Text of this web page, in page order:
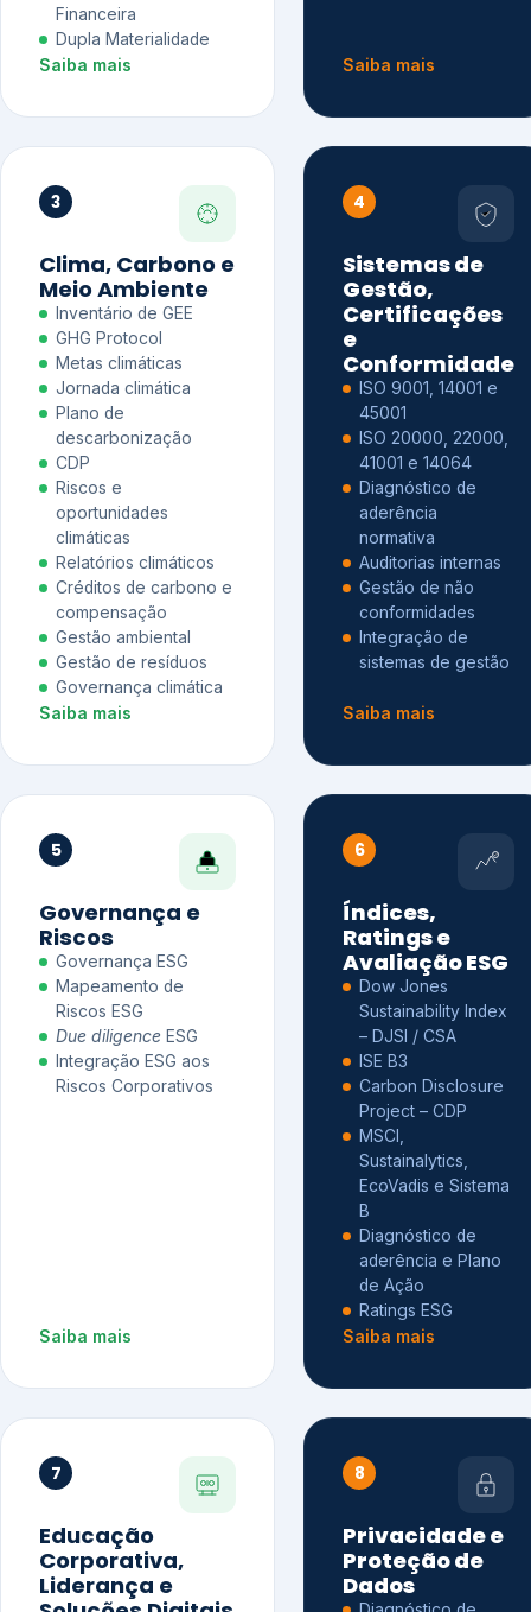
Financeira
Dupla Materialidade
Saiba mais
Saiba mais
3
Clima, Carbono e
Meio Ambiente
Inventário de GEE
GHG Protocol
Metas climáticas
Jornada climática
Plano de
descarbonização
CDP
Riscos e
oportunidades
climáticas
Relatórios climáticos
Créditos de carbono e
compensação
Gestão ambiental
Gestão de resíduos
Governança climática
Saiba mais
4
Sistemas de
Gestão,
Certificações
e
Conformidade
ISO 9001, 14001 e
45001
ISO 20000, 22000,
41001 e 14064
Diagnóstico de
aderência
normativa
Auditorias internas
Gestão de não
conformidades
Integração de
sistemas de gestão
Saiba mais
5
Governança e
Riscos
Governança ESG
Mapeamento de
Riscos ESG
Due diligence ESG
Integração ESG aos
Riscos Corporativos
Saiba mais
6
Índices,
Ratings e
Avaliação ESG
Dow Jones
Sustainability Index
– DJSI / CSA
ISE B3
Carbon Disclosure
Project – CDP
MSCI,
Sustainalytics,
EcoVadis e Sistema
B
Diagnóstico de
aderência e Plano
de Ação
Ratings ESG
Saiba mais
7
Educação
Corporativa,
Liderança e
8
Privacidade e
Proteção de
Dados